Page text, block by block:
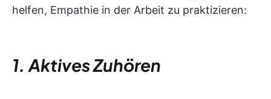
helfen, Empathie in der Arbeit zu praktizieren:
1. Aktives Zuhören